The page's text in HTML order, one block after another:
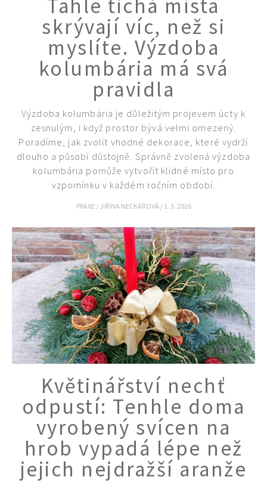
KVÍZY A TESTY
Tahle tichá místa
skrývají víc, než si
myslíte. Výzdoba
kolumbária má svá
pravidla
Výzdoba kolumbária je důležitým projevem úcty k
zesnulým, i když prostor bývá velmi omezený.
Poradíme, jak zvolit vhodné dekorace, které vydrží
dlouho a působí důstojně. Správně zvolená výzdoba
kolumbária pomůže vytvořit klidné místo pro
vzpomínku v každém ročním období.
PRAXE / JIŘINA NECKÁŘOVÁ / 1. 3. 2026
Květinářství nechť
odpustí: Tenhle doma
vyrobený svícen na
hrob vypadá lépe než
jejich nejdražší aranže